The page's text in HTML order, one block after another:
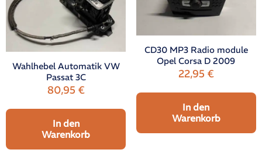
Wahlhebel Automatik VW
Passat 3C
80,95 €
In den
Warenkorb
CD30 MP3 Radio module
Opel Corsa D 2009
22,95 €
In den
Warenkorb